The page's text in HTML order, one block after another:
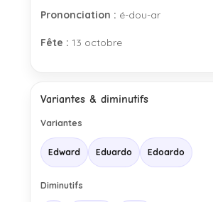
Prononciation : é-dou-ar
Fête : 13 octobre
Variantes & diminutifs
Variantes
Edward Eduardo Edoardo
Diminutifs